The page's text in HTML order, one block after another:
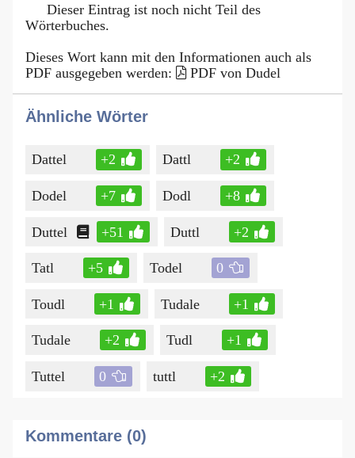
Dieser Eintrag ist noch nicht Teil des
Wörterbuches.
Dieses Wort kann mit den Informationen auch als
PDF ausgegeben werden:
PDF von Dudel
Ähnliche Wörter
Dattel +2 Dattl +2
Dodel +7 Dodl +8
Duttel +51 Duttl +2
Tatl +5 Todel 0
Toudl +1 Tudale +1
Tudale +2 Tudl +1
Tuttel 0 tuttl +2
Kommentare (0)